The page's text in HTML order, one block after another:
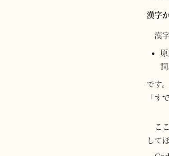
漢字
漢
です。
「す
こ
して